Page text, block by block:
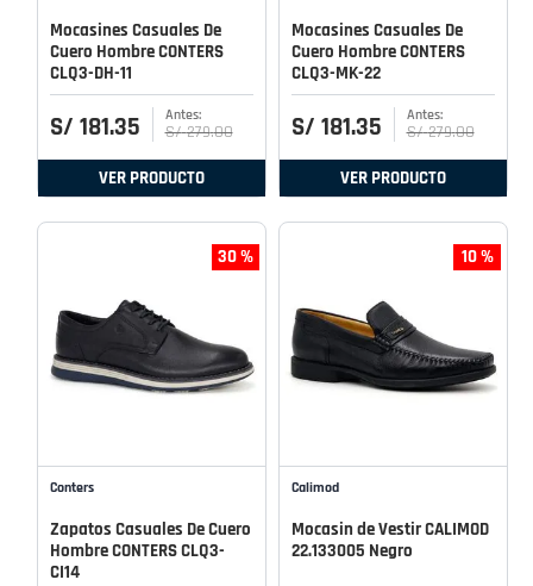
Mocasines Casuales De
Cuero Hombre CONTERS
CLQ3-DH-11
S/ 181.35 S/ 279.00
VER PRODUCTO
Mocasines Casuales De
Cuero Hombre CONTERS
CLQ3-MK-22
S/ 181.35 S/ 279.00
VER PRODUCTO
30 %
Conters
Zapatos Casuales De Cuero
Hombre CONTERS CLQ3-
CI14
10 %
Calimod
Mocasin de Vestir CALIMOD
22.133005 Negro